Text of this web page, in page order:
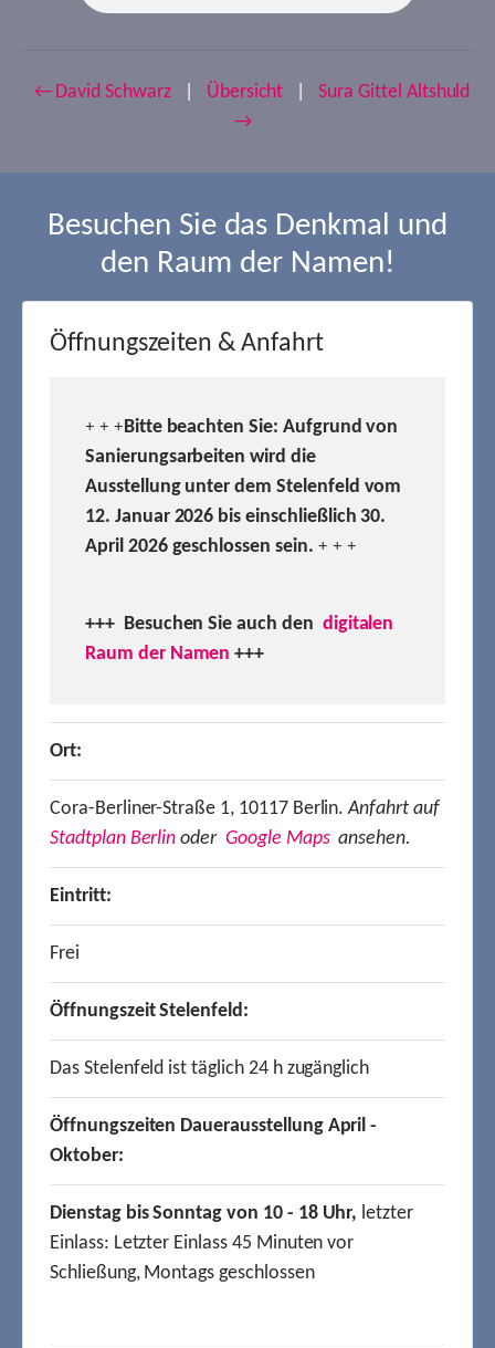
← David Schwarz Übersicht
Sura Gittel Altshuld
→
Besuchen Sie das Denkmal und
den Raum der Namen!
Öffnungszeiten & Anfahrt
+ + +Bitte beachten Sie: Aufgrund von
Sanierungsarbeiten wird die
Ausstellung unter dem Stelenfeld vom
12. Januar 2026 bis einschließlich 30.
April 2026 geschlossen sein. + + +
+++ Besuchen Sie auch den digitalen
Raum der Namen +++
Ort:
Cora-Berliner-Straße 1, 10117 Berlin.Anfahrt auf
Stadtplan Berlin oder Google Mapsansehen.
Eintritt:
Frei
Öffnungszeit Stelenfeld:
Das Stelenfeld ist täglich 24 h zugänglich
Öffnungszeiten Dauerausstellung April -
Oktober:
Dienstag bis Sonntag von 10 - 18 Uhr, letzter
Einlass: Letzter Einlass 45 Minuten vor
Schließung, Montags geschlossen